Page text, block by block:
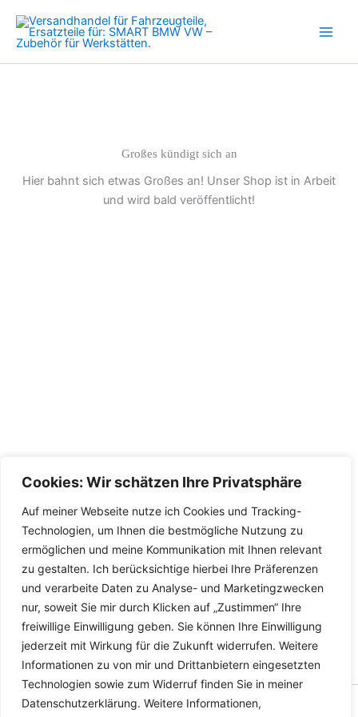
Cookies: Wir schätzen Ihre Privatsphäre
Auf meiner Webseite nutze ich Cookies und Tracking-
Technologien, um Ihnen die bestmögliche Nutzung zu
ermöglichen und meine Kommunikation mit Ihnen relevant
zu gestalten. Ich berücksichtige hierbei Ihre Präferenzen
und verarbeite Daten zu Analyse- und Marketingzwecken
nur, soweit Sie mir durch Klicken auf „Zustimmen“ Ihre
freiwillige Einwilligung geben. Sie können Ihre Einwilligung
jederzeit mit Wirkung für die Zukunft widerrufen. Weitere
Informationen zu von mir und Drittanbietern eingesetzten
Technologien sowie zum Widerruf finden Sie in meiner
Datenschutzerklärung. Weitere Informationen,
Inhalt
springen
Großes kündigt sich an
Hier bahnt sich etwas Großes an! Unser Shop ist in Arbeit
und wird bald veröffentlicht!
Copyright © 2026 Versandhandel für Fahrzeugteile, Ersatzteile
Auto
150.2021
Menge